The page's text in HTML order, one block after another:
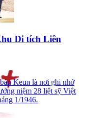
Di tích Liên
Keun là nơi ghi nhớ
niệm 28 liệt sỹ Việt
1/1946.